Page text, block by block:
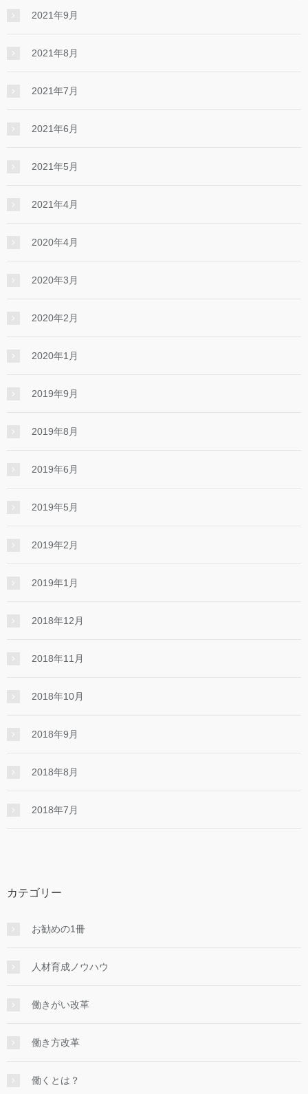
2021年9月
2021年8月
2021年7月
2021年6月
2021年5月
2021年4月
2020年4月
2020年3月
2020年2月
2020年1月
2019年9月
2019年8月
2019年6月
2019年5月
2019年2月
2019年1月
2018年12月
2018年11月
2018年10月
2018年9月
2018年8月
2018年7月
カテゴリー
お勧めの1冊
人材育成ノウハウ
働きがい改革
働き方改革
働くとは？